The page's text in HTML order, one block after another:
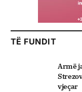
TË FUNDIT
Armë
vjeçar